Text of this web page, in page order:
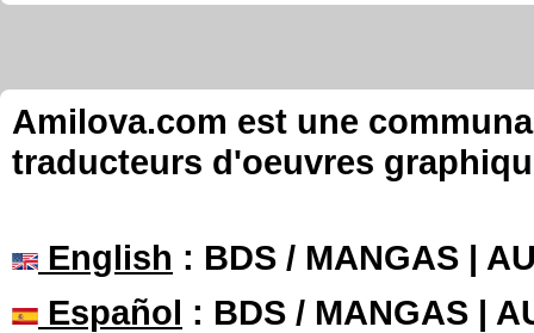
Amilova.com est une
traducteurs d'oeuvres
English : BDS / MANGAS |
Español : BDS / MANGAS |